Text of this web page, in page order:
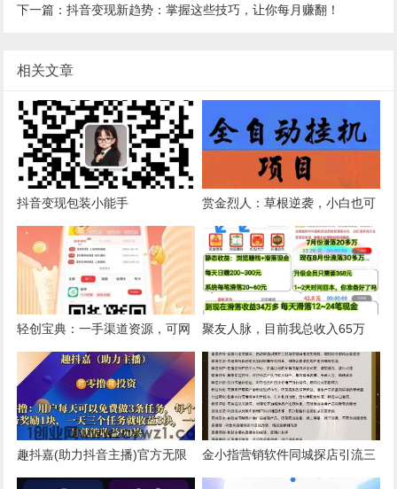
下一篇：抖音变现新趋势：掌握这些技巧，让你每月赚翻！
相关文章
抖音变现包装小能手
赏金烈人：草根逆袭，小白也可
日入500+ 风口项目强势来袭。
轻创宝典：一手渠道资源，可网
推可地推，无限代无门槛
聚友人脉，目前我总收入65万
+，静态滑落收入34w+
趣抖嘉(助力抖音主播)官方无限
代扶持邀请码_每天免费助力抖
金小指营销软件同城探店引流三
大原理撬动本地用户